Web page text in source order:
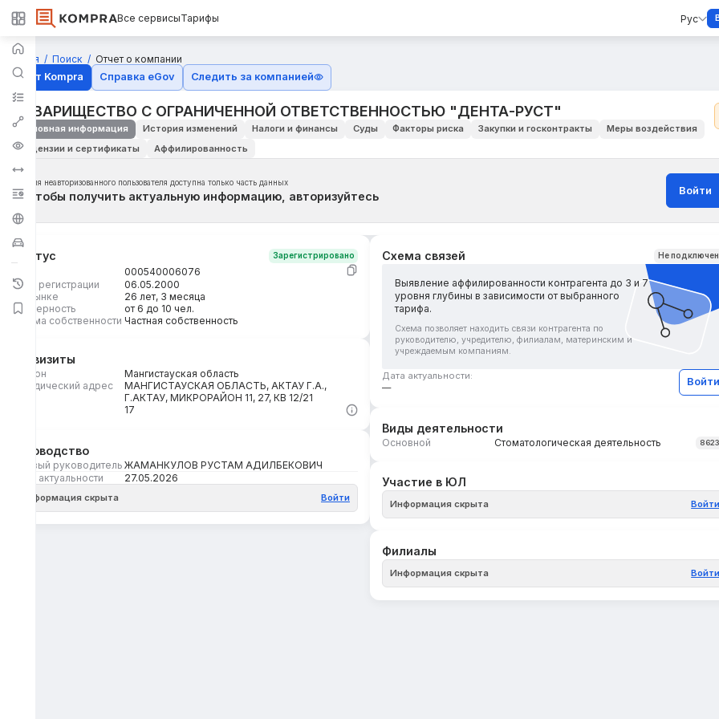
Все сервисыТарифы Рус
Главная Поиск
Отчет о компании
Отчёт Kompra
Справка eGov Следить за компанией
ТОВАРИЩЕСТВО С ОГРАНИЧЕННОЙ ОТВЕТСТВЕННОСТЬЮ "ДЕНТА-РУСТ"
Основная информация История изменений Налоги и финансы Суды Факторы риска Закупки и госконтракты
Меры воздействия
Лицензии и сертификаты
Аффилированность
Для неавторизованного пользователя доступна только часть данных
Чтобы получить актуальную информацию, авторизуйтесь Войти
Статус Зарегистрировано
000540006076
Дата регистрации
06.05.2000
На рынке
26 лет, 3 месяца
Размерность
от 6 до 10 чел.
Форма собственности Частная собственность
Реквизиты
Регион
Мангистауская область
Юридический адрес
МАНГИСТАУСКАЯ ОБЛАСТЬ, АКТАУ Г.А.,
Г.АКТАУ, МИКРОРАЙОН 11, 27, КВ 12/21
17
Руководство
Первый руководитель ЖАМАНКУЛОВ РУСТАМ АДИЛБЕКОВИЧ
Дата актуальности
27.05.2026
Информация скрыта Войти
Схема связей Не
Выявление аффилированности контрагента до 3 и 7
уровня глубины в зависимости от выбранного
тарифа.
Схема позволяет находить связи контрагента по
руководителю, учредителю, филиалам, материнским и
учреждаемым компаниям.
Дата актуальности:
—
Войти
Виды деятельности
Основной Стоматологическая деятельность
Участие в ЮЛ
Информация скрыта Войти
Филиалы
Информация скрыта Войти